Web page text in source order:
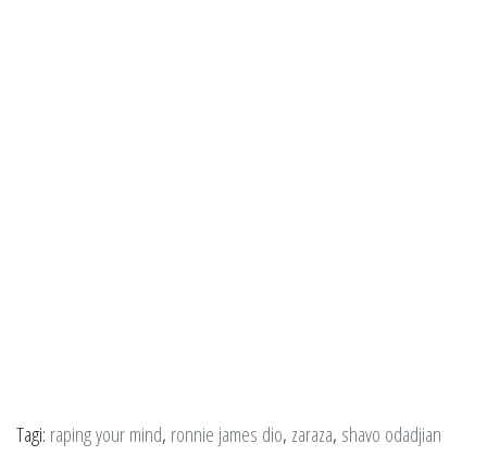
Tagi: raping your mind, ronnie james dio, zaraza, shavo odadjian